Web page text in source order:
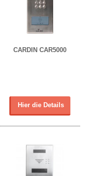
CARDIN CAR5000
Hier die Details